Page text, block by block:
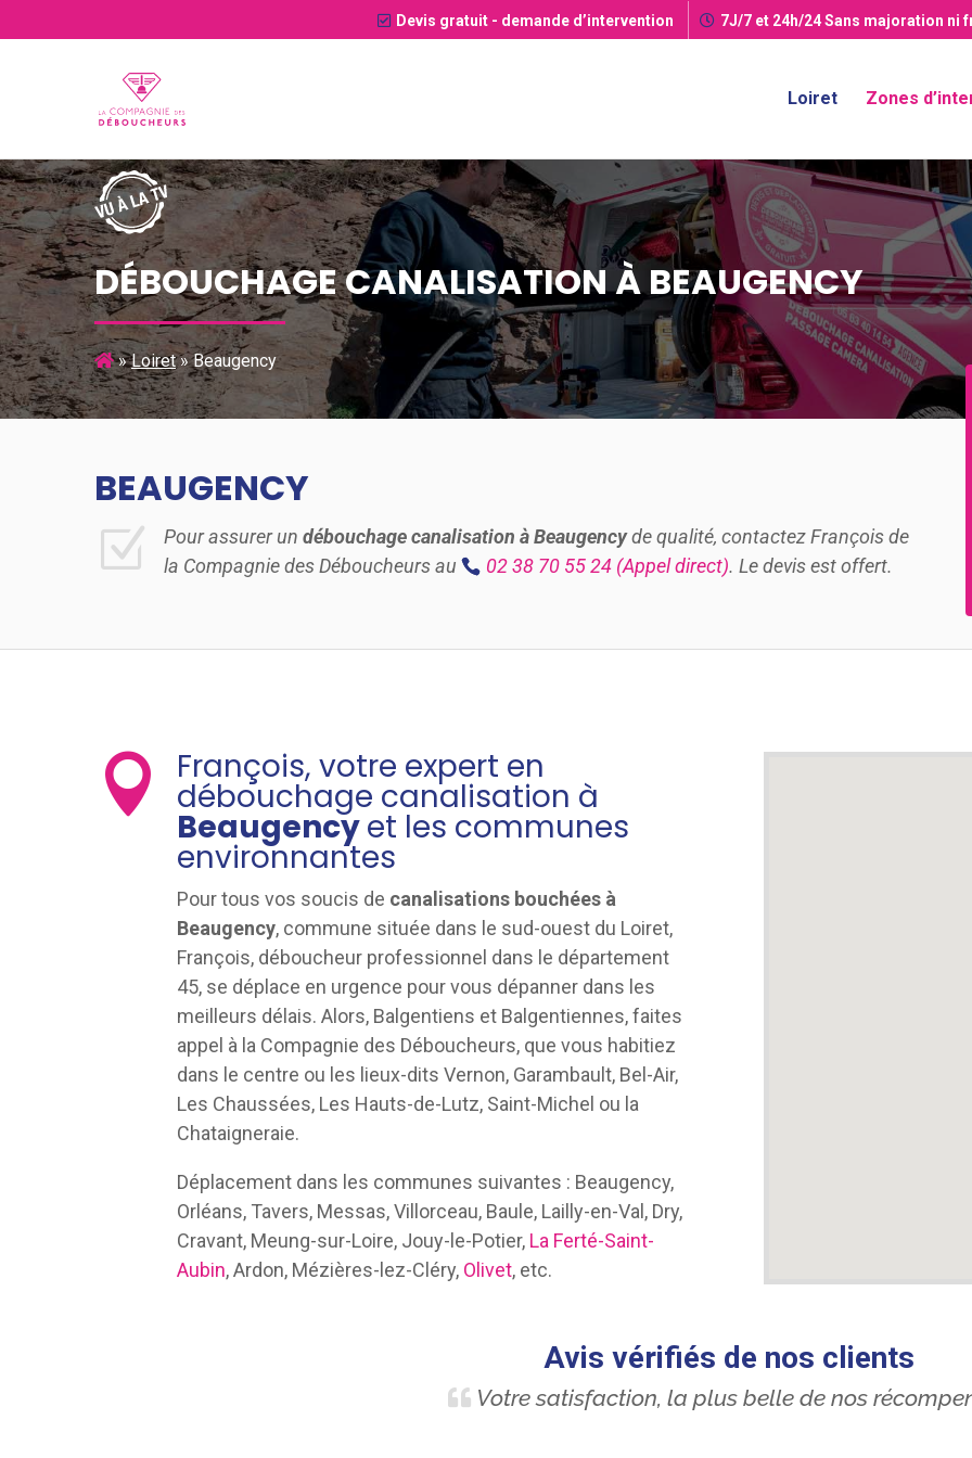
Devis gratuit - demande d’intervention 7J/7 et 24h/24Sans majoration ni
Loiret Zones
DÉBOUCHAGE CANALISATION À BEAUGENCY
»Loiret»Beaugency
BEAUGENCY
Z Pour assurer un débouchage canalisation à Beaugencyde qualité, contactez François de
la Compagnie des Déboucheurs au
02 38 70 55 24 (Appel direct). Le devis est offert.
 François, votre expert en
débouchage canalisation à
Beaugencyet les communes
environnantes
Pour tous vos soucis de canalisations bouchées à
Beaugency, commune située dans le sud-ouest du Loiret,
François, déboucheur professionnel dans le département
45, se déplace en urgence pour vous dépanner dans les
meilleurs délais. Alors, Balgentiens et Balgentiennes, faites
appel à la Compagnie des Déboucheurs, que vous habitiez
dans le centre ou les lieux-dits Vernon, Garambault, Bel-Air,
Les Chaussées, Les Hauts-de-Lutz, Saint-Michel ou la
Chataigneraie.
Déplacement dans les communes suivantes : Beaugency,
Orléans, Tavers, Messas, Villorceau, Baule, Lailly-en-Val, Dry,
Cravant, Meung-sur-Loire, Jouy-le-Potier, La Ferté-Saint-
Aubin, Ardon, Mézières-lez-Cléry, Olivet, etc.
Avis vérifiés de nos clients
Votre satisfaction, la plus belle de nos